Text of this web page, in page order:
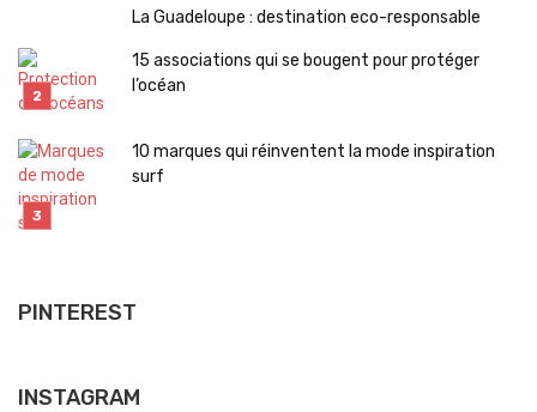
La Guadeloupe : destination eco-responsable
15 associations qui se bougent pour protéger
l’océan
10 marques qui réinventent la mode inspiration
surf
PINTEREST
INSTAGRAM